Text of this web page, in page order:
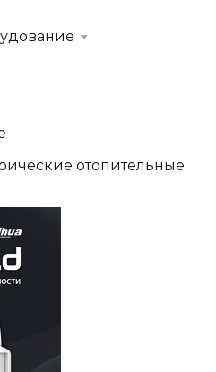
отопительные